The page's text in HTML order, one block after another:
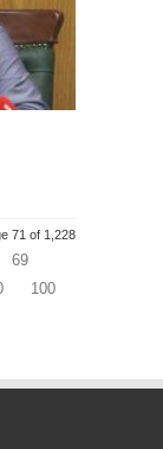
71 of 1,228
69
100